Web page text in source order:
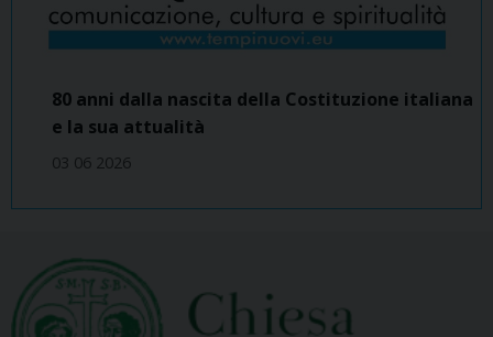
80 anni dalla nascita della Costituzione italiana
e la sua attualità
03 06 2026